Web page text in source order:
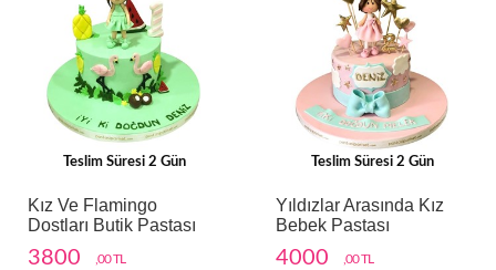
Teslim Süresi 2 Gün
Kız Ve Flamingo
Dostları Butik Pastası
3800 ,00 TL
Teslim Süresi 2 Gün
Yıldızlar Arasında Kız
Bebek Pastası
4000 ,00 TL